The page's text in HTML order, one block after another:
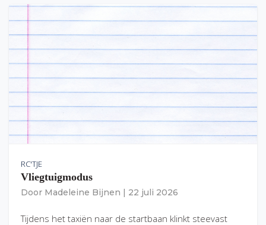
RC'TJE
Vliegtuigmodus
Door Madeleine Bijnen 22 juli 2026
Tijdens het taxiën naar de startbaan klinkt steevast